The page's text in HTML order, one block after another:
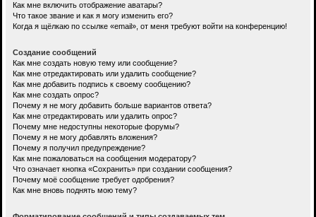
Как мне включить отображение аватары?
Что такое звание и как я могу изменить его?
Когда я щёлкаю по ссылке «email», от меня требуют войти на конференцию!
Создание сообщений
Как мне создать новую тему или сообщение?
Как мне отредактировать или удалить сообщение?
Как мне добавить подпись к своему сообщению?
Как мне создать опрос?
Почему я не могу добавить больше вариантов ответа?
Как мне отредактировать или удалить опрос?
Почему мне недоступны некоторые форумы?
Почему я не могу добавлять вложения?
Почему я получил предупреждение?
Как мне пожаловаться на сообщения модератору?
Что означает кнопка «Сохранить» при создании сообщения?
Почему моё сообщение требует одобрения?
Как мне вновь поднять мою тему?